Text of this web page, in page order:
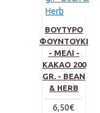
ΒΟΎΤΥΡΟ
ΦΟΥΝΤΟΎΚΙ
- ΜΈΛΙ -
ΚΑΚΆΟ 200
GR. - BEAN
& HERB
6,50€